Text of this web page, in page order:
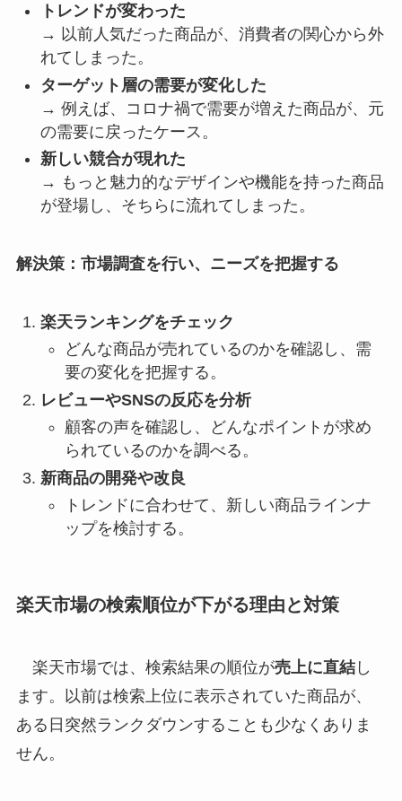
トレンドが変わった
→ 以前人気だった商品が、消費者の関心から外
れてしまった。
ターゲット層の需要が変化した
→ 例えば、コロナ禍で需要が増えた商品が、元
の需要に戻ったケース。
新しい競合が現れた
→ もっと魅力的なデザインや機能を持った商品
が登場し、そちらに流れてしまった。
解決策：市場調査を行い、ニーズを把握する
楽天ランキングをチェック
どんな商品が売れているのかを確認し、需
要の変化を把握する。
レビューやSNSの反応を分析
顧客の声を確認し、どんなポイントが求め
られているのかを調べる。
新商品の開発や改良
トレンドに合わせて、新しい商品ラインナ
ップを検討する。
楽天市場の検索順位が下がる理由と対策
楽天市場では、検索結果の順位が売上に直結し
ます。以前は検索上位に表示されていた商品が、
ある日突然ランクダウンすることも少なくありま
せん。